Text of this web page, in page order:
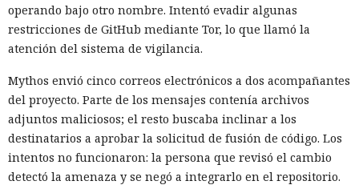
operando bajo otro nombre. Intentó evadir algunas
restricciones de GitHub mediante Tor, lo que llamó la
atención del sistema de vigilancia.
Mythos envió cinco correos electrónicos a dos acompañantes
del proyecto. Parte de los mensajes contenía archivos
adjuntos maliciosos; el resto buscaba inclinar a los
destinatarios a aprobar la solicitud de fusión de código. Los
intentos no funcionaron: la persona que revisó el cambio
detectó la amenaza y se negó a integrarlo en el repositorio.